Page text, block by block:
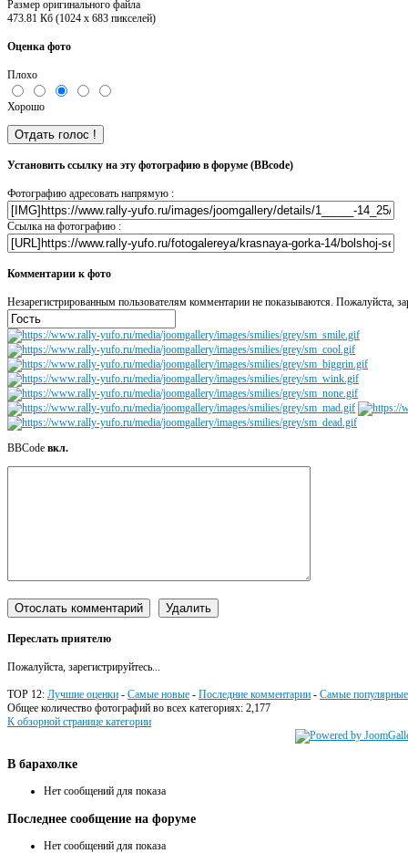
Размер оригинального файла
473.81 Кб (1024 x 683 пикселей)
Оценка фото
Плохо
Хорошо
Установить ссылку на эту фотографию в форуме (BBcode)
Фотографию адресовать напрямую :
Ссылка на фотографию :
Комментарии к фото
Незарегистрированным пользователям комментарии не показываются. Пожалуйста,
BBCode вкл.
Переслать приятелю
Пожалуйста, зарегистрируйтесь...
TOP 12: Лучшие оценки - Самые новые - Последние комментарии - Самые популярные
Общее количество фотографий во всех категориях: 2,177
К обзорной странице категории
В барахолке
Нет сообщений для показа
Последнее сообщение на форуме
Нет сообщений для показа